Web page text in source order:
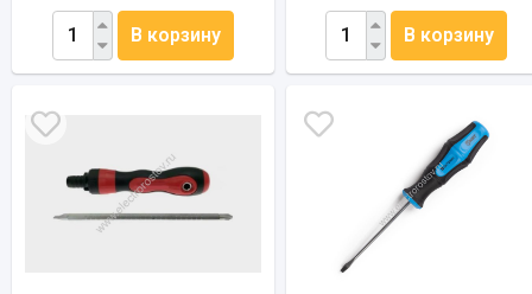
В корзину В корзину